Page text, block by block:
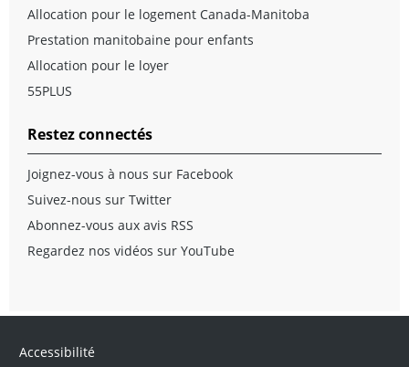
Allocation pour le logement Canada-Manitoba
Prestation manitobaine pour enfants
Allocation pour le loyer
55PLUS
Restez connectés
Joignez-vous à nous sur Facebook
Suivez-nous sur Twitter
Abonnez-vous aux avis RSS
Regardez nos vidéos sur YouTube
Accessibilité